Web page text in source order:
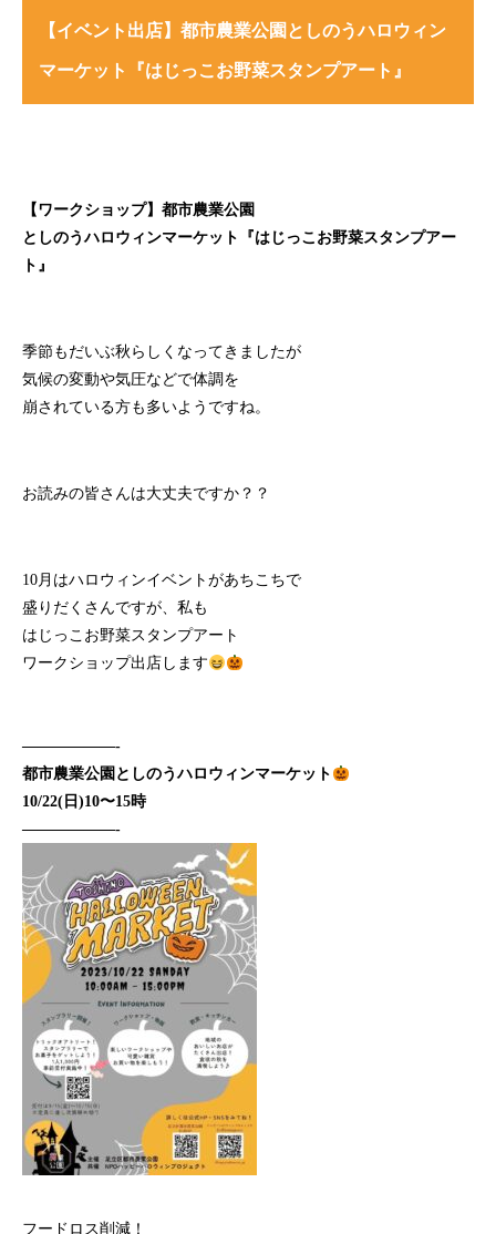
【イベント出店】都市農業公園としのうハロウィン
マーケット『はじっこお野菜スタンプアート』
【ワークショップ】都市農業公園
としのうハロウィンマーケット『はじっこお野菜スタンプアー
ト』
季節もだいぶ秋らしくなってきましたが
気候の変動や気圧などで体調を
崩されている方も多いようですね。
お読みの皆さんは大丈夫ですか？？
10月はハロウィンイベントがあちこちで
盛りだくさんですが、私も
はじっこお野菜スタンプアート
ワークショップ出店します
——————-
都市農業公園としのうハロウィンマーケット
10/22(日)10〜15時
——————-
フードロス削減！